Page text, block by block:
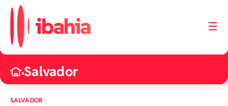
☰
•Salvador
SALVADOR